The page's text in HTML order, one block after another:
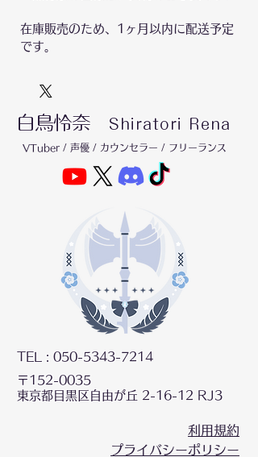
在庫販売のため、1ヶ月以内に配送予定
です。
白鳥怜奈 Shiratori Rena
VTuber / 声優 / カウンセラー / フリーランス
TEL : 050-5343-7214
〒152-0035
東京都目黒区自由が丘 2-16-12 RJ3
利用規約
プライバシーポリシー